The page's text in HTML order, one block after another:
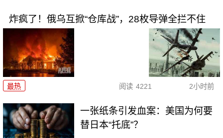
炸疯了！俄乌互掀“仓库战”，28枚导弹全拦不住
最热 阅读 4221 2小时前
一张纸条引发血案：美国为何要
替日本“托底”？